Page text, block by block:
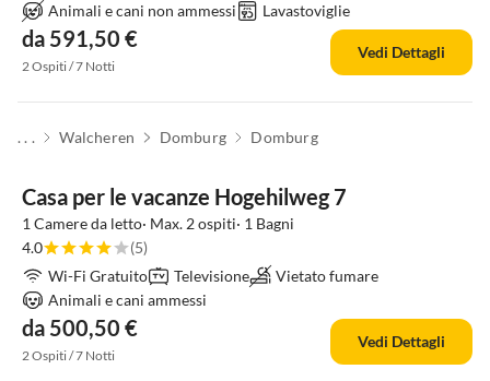
Animali e cani non ammessi
Lavastoviglie
da 591,50 €
2 Ospiti / 7 Notti
Vedi Dettagli
. . . Walcheren Domburg Domburg
Casa per le vacanze Hogehilweg 7
1 Camere da letto· Max. 2 ospiti· 1 Bagni
4.0
(5)
Wi-Fi Gratuito
Televisione
Vietato fumare
Animali e cani ammessi
da 500,50 €
2 Ospiti / 7 Notti
Vedi Dettagli